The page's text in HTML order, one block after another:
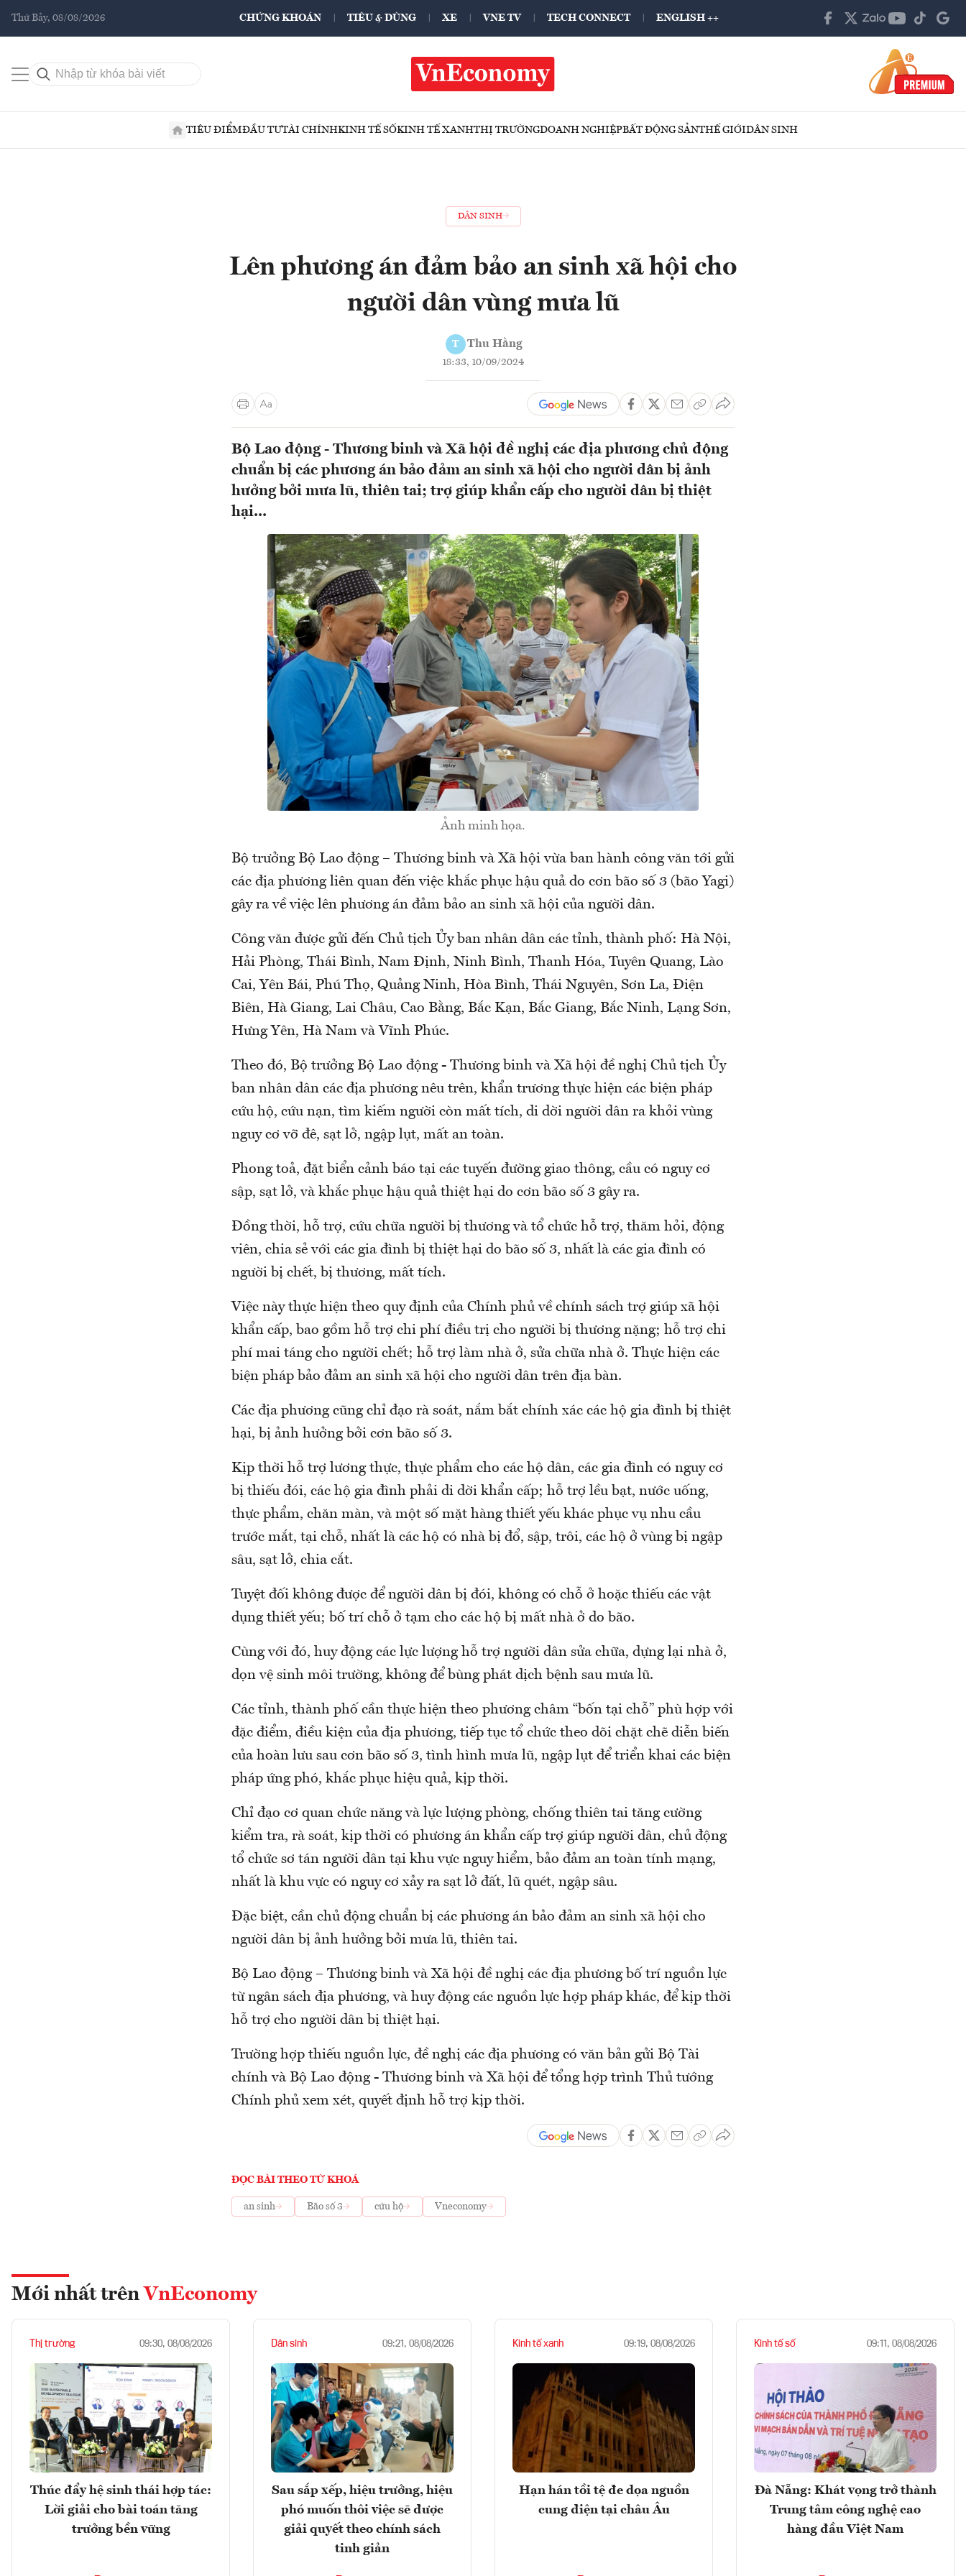
Thứ Bảy, 08/08/2026 CHỨNG KHOÁN TIÊU & DÙNG XE VNE TV TECH CONNECT ENGLISH ++
TIÊU ĐIỂMĐẦU TƯTÀI CHÍNHKINH TẾ SỐKINH TẾ XANHTHỊ TRƯỜNGDOANH NGHIỆPBẤT ĐỘNG SẢNTHẾ GIỚIDÂN SINH
DÂN SINH
Lên phương án đảm bảo an sinh xã hội cho
người dân vùng mưa lũ
T Thu Hằng
18:33, 10/09/2024
Bộ Lao động - Thương binh và Xã hội đề nghị các địa phương chủ động
chuẩn bị các phương án bảo đảm an sinh xã hội cho người dân bị ảnh
hưởng bởi mưa lũ, thiên tai; trợ giúp khẩn cấp cho người dân bị thiệt
hại...
Ảnh minh họa.
Bộ trưởng Bộ Lao động – Thương binh và Xã hội vừa ban hành công văn tới gửi
các địa phương liên quan đến việc khắc phục hậu quả do cơn bão số 3 (bão Yagi)
gây ra về việc lên phương án đảm bảo an sinh xã hội của người dân.
Công văn được gửi đến Chủ tịch Ủy ban nhân dân các tỉnh, thành phố: Hà Nội,
Hải Phòng, Thái Bình, Nam Định, Ninh Bình, Thanh Hóa, Tuyên Quang, Lào
Cai, Yên Bái, Phú Thọ, Quảng Ninh, Hòa Bình, Thái Nguyên, Sơn La, Điện
Biên, Hà Giang, Lai Châu, Cao Bằng, Bắc Kạn, Bắc Giang, Bắc Ninh, Lạng Sơn,
Hưng Yên, Hà Nam và Vĩnh Phúc.
Theo đó, Bộ trưởng Bộ Lao động - Thương binh và Xã hội đề nghị Chủ tịch Ủy
ban nhân dân các địa phương nêu trên, khẩn trương thực hiện các biện pháp
cứu hộ, cứu nạn, tìm kiếm người còn mất tích, di dời người dân ra khỏi vùng
nguy cơ vỡ đê, sạt lở, ngập lụt, mất an toàn.
Phong toả, đặt biển cảnh báo tại các tuyến đường giao thông, cầu có nguy cơ
sập, sạt lở, và khắc phục hậu quả thiệt hại do cơn bão số 3 gây ra.
Đồng thời, hỗ trợ, cứu chữa người bị thương và tổ chức hỗ trợ, thăm hỏi, động
viên, chia sẻ với các gia đình bị thiệt hại do bão số 3, nhất là các gia đình có
người bị chết, bị thương, mất tích.
Việc này thực hiện theo quy định của Chính phủ về chính sách trợ giúp xã hội
khẩn cấp, bao gồm hỗ trợ chi phí điều trị cho người bị thương nặng; hỗ trợ chi
phí mai táng cho người chết; hỗ trợ làm nhà ở, sửa chữa nhà ở. Thực hiện các
biện pháp bảo đảm an sinh xã hội cho người dân trên địa bàn.
Các địa phương cũng chỉ đạo rà soát, nắm bắt chính xác các hộ gia đình bị thiệt
hại, bị ảnh hưởng bởi cơn bão số 3.
Kịp thời hỗ trợ lương thực, thực phẩm cho các hộ dân, các gia đình có nguy cơ
bị thiếu đói, các hộ gia đình phải di dời khẩn cấp; hỗ trợ lều bạt, nước uống,
thực phẩm, chăn màn, và một số mặt hàng thiết yếu khác phục vụ nhu cầu
trước mắt, tại chỗ, nhất là các hộ có nhà bị đổ, sập, trôi, các hộ ở vùng bị ngập
sâu, sạt lở, chia cắt.
Tuyệt đối không được để người dân bị đói, không có chỗ ở hoặc thiếu các vật
dụng thiết yếu; bố trí chỗ ở tạm cho các hộ bị mất nhà ở do bão.
Cùng với đó, huy động các lực lượng hỗ trợ người dân sửa chữa, dựng lại nhà ở,
dọn vệ sinh môi trường, không để bùng phát dịch bệnh sau mưa lũ.
Các tỉnh, thành phố cần thực hiện theo phương châm “bốn tại chỗ” phù hợp với
đặc điểm, điều kiện của địa phương, tiếp tục tổ chức theo dõi chặt chẽ diễn biến
của hoàn lưu sau cơn bão số 3, tình hình mưa lũ, ngập lụt để triển khai các biện
pháp ứng phó, khắc phục hiệu quả, kịp thời.
Chỉ đạo cơ quan chức năng và lực lượng phòng, chống thiên tai tăng cường
kiểm tra, rà soát, kịp thời có phương án khẩn cấp trợ giúp người dân, chủ động
tổ chức sơ tán người dân tại khu vực nguy hiểm, bảo đảm an toàn tính mạng,
nhất là khu vực có nguy cơ xảy ra sạt lở đất, lũ quét, ngập sâu.
Đặc biệt, cần chủ động chuẩn bị các phương án bảo đảm an sinh xã hội cho
người dân bị ảnh hưởng bởi mưa lũ, thiên tai.
Bộ Lao động – Thương binh và Xã hội đề nghị các địa phương bố trí nguồn lực
từ ngân sách địa phương, và huy động các nguồn lực hợp pháp khác, để kịp thời
hỗ trợ cho người dân bị thiệt hại.
Trường hợp thiếu nguồn lực, đề nghị các địa phương có văn bản gửi Bộ Tài
chính và Bộ Lao động - Thương binh và Xã hội để tổng hợp trình Thủ tướng
Chính phủ xem xét, quyết định hỗ trợ kịp thời.
ĐỌC BÀI THEO TỪ KHOÁ
an sinh Bão số 3 cứu hộ Vneconomy
Mới nhất trên VnEconomy
Thị trường 09:30, 08/08/2026
Thúc đẩy hệ sinh thái hợp tác:
Lời giải cho bài toán tăng
trưởng bền vững
Dân sinh 09:21, 08/08/2026
Sau sắp xếp, hiệu trưởng, hiệu
phó muốn thôi việc sẽ được
giải quyết theo chính sách
tinh giản
Kinh tế xanh 09:19, 08/08/2026
Hạn hán tồi tệ đe dọa nguồn
cung điện tại châu Âu
Kinh tế số 09:11, 08/08/2026
Đà Nẵng: Khát vọng trở thành
Trung tâm công nghệ cao
hàng đầu Việt Nam